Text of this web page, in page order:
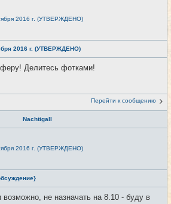
2016 г. (УТВЕРЖДЕНО)
2016 г. (УТВЕРЖДЕНО)
Делитесь фотками!
Перейти к сообщению
Nachtigall
2016 г. (УТВЕРЖДЕНО)
не назначать на 8.10 - буду в